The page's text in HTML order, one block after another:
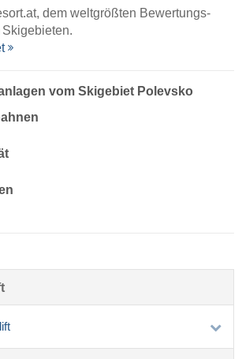
, dem weltgrößten Bewertungs-
vom Skigebiet Polevsko